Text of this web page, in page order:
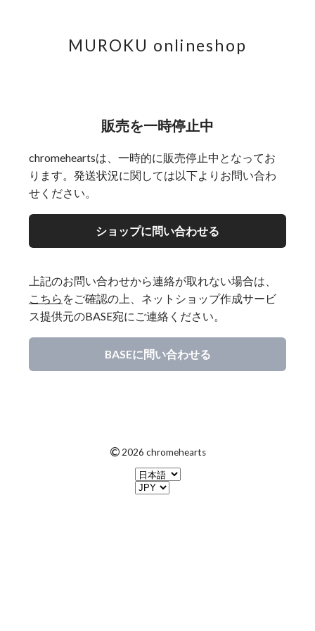
MUROKU onlineshop
販売を一時停止中
chromeheartsは、一時的に販売停止中となってお
ります。発送状況に関しては以下よりお問い合わ
せください。
ショップに問い合わせる
上記のお問い合わせから連絡が取れない場合は、
こちら をご確認の上、ネットショップ作成サービ
ス提供元のBASE宛にご連絡ください。
BASEに問い合わせる
© 2026 chromehearts